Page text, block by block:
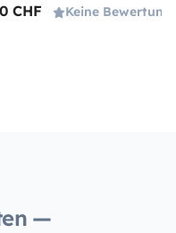
CHF Keine Bewertung
—